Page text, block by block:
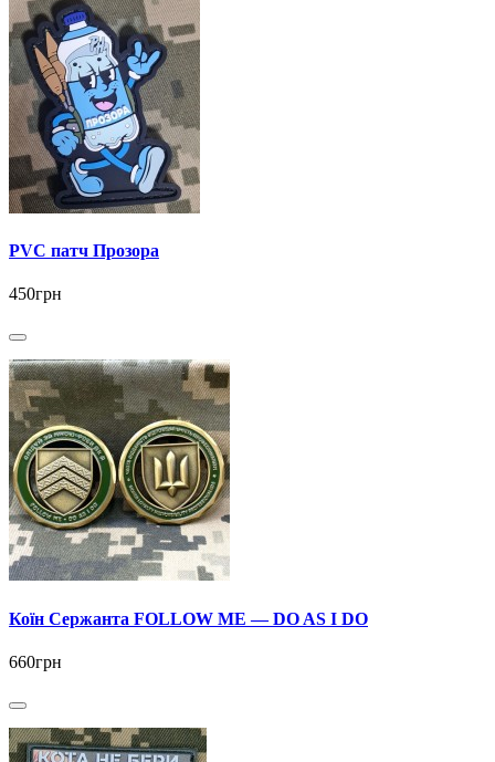
PVC патч Прозора
450грн
Коїн Сержанта FOLLOW ME — DO AS I DO
660грн